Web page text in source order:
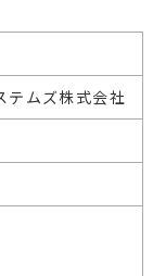
テムズ株式会社